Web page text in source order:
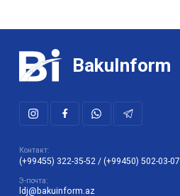
BakuInform
Контакт:
(+99455) 322-35-52 / (+99450) 502-03-07
Э-почта:
ldj@bakuinform.az